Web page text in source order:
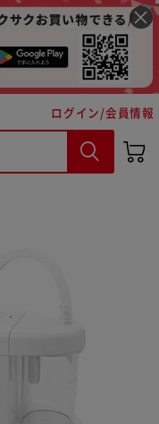
ログイン/会員情報